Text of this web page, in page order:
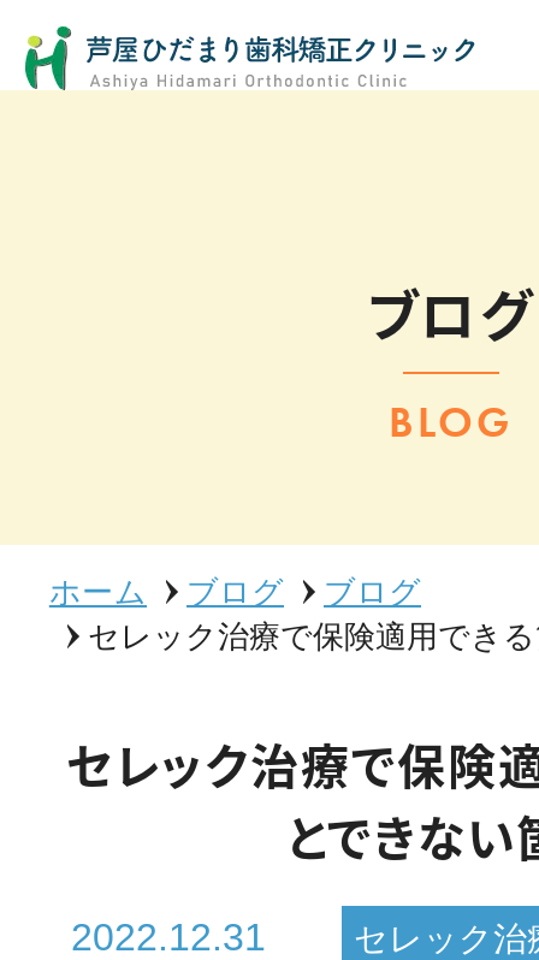
ブログ
BLOG
ホーム ブログ
ブログ
セレック治療で保険適用でき
セレック治療で保険
とできな
2022.12.31 セレック治